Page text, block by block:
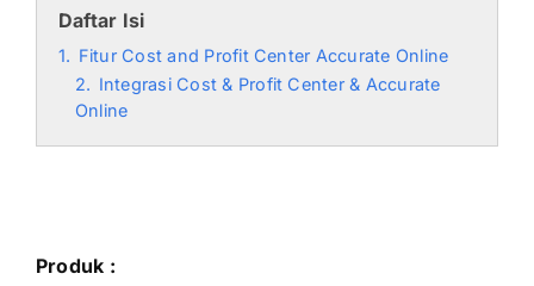
Daftar Isi
1. Fitur Cost and Profit Center Accurate Online
2. Integrasi Cost & Profit Center & Accurate
Online
Produk :